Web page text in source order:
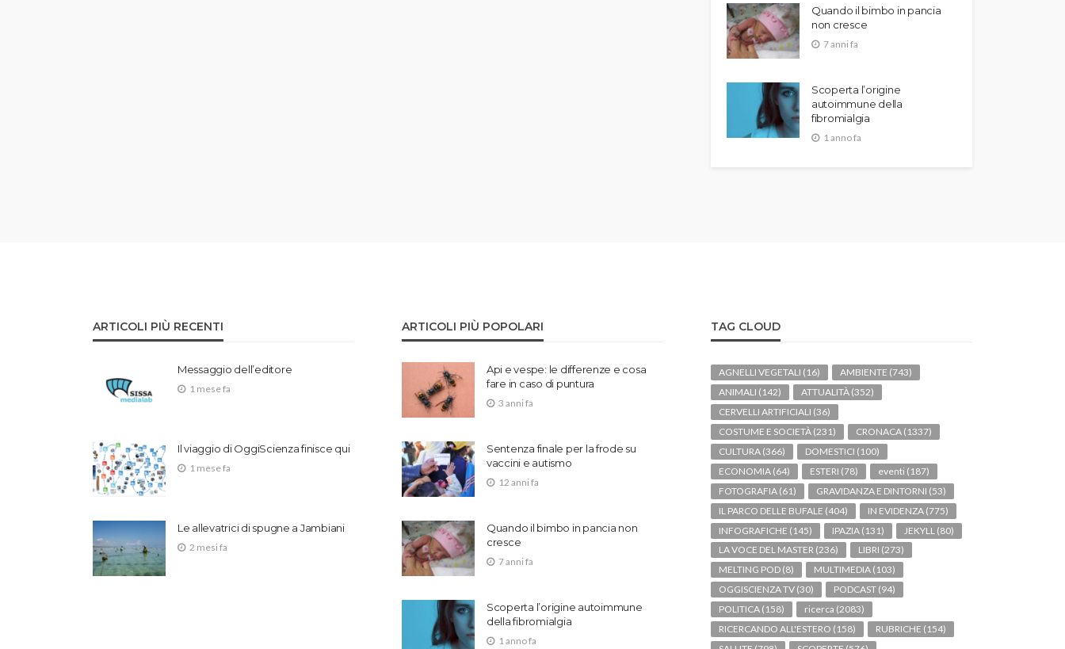
Quando il bimbo in pancia
non cresce
7 anni fa
Scoperta l’origine
autoimmune della
fibromialgia
1 anno fa
ARTICOLI PIÙ RECENTI
Messaggio dell’editore
1 mese fa
Il viaggio di OggiScienza finisce qui
1 mese fa
Le allevatrici di spugne a Jambiani
2 mesi fa
ARTICOLI PIÙ POPOLARI
Api e vespe: le differenze e cosa
fare in caso di puntura
3 anni fa
Sentenza finale per la frode su
vaccini e autismo
12 anni fa
Quando il bimbo in pancia non
cresce
7 anni fa
Scoperta l’origine autoimmune
della fibromialgia
1 anno fa
TAG CLOUD
AGNELLI VEGETALI (16) AMBIENTE (743)
ANIMALI (142) ATTUALITÀ (352)
CERVELLI ARTIFICIALI (36)
COSTUME E SOCIETÀ (231) CRONACA (1337)
CULTURA (366) DOMESTICI (100)
ECONOMIA (64) ESTERI (78) eventi (187)
FOTOGRAFIA (61) GRAVIDANZA E DINTORNI (53)
IL PARCO DELLE BUFALE (404) IN EVIDENZA (775)
INFOGRAFICHE (145) IPAZIA (131) JEKYLL (80)
LA VOCE DEL MASTER (236) LIBRI (273)
MELTING POD (8) MULTIMEDIA (103)
OGGISCIENZA TV (30) PODCAST (94)
POLITICA (158) ricerca (2083)
RICERCANDO ALL'ESTERO (158) RUBRICHE (154)